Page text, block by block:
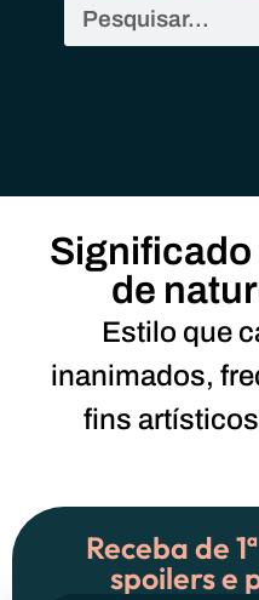
Significado
de
Estilo que
inanimados,
fins
Receba de
spoilers e